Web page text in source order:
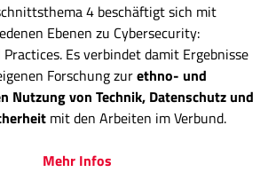
4 beschäftigt sich mit
Ebenen zu Cybersecurity:
Practices. Es verbindet damit Ergebnisse
Forschung zurethno- und
Nutzung von Technik, Datenschutz und
mit den Arbeiten im Verbund.
Mehr Infos